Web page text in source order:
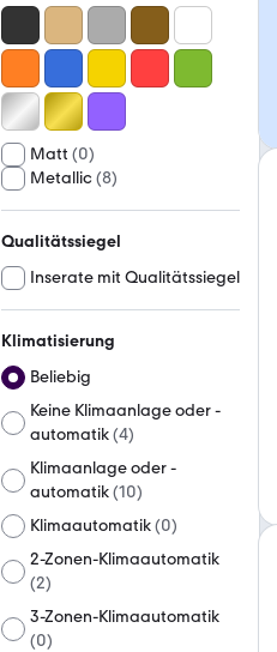
Matt (0)
Metallic(8)
Qualitätssiegel
Inserate mit Qualitätssiegel
Klimatisierung
Beliebig
Keine Klimaanlage oder -
automatik(4)
Klimaanlage oder -
automatik(10)
Klimaautomatik(0)
2-Zonen-Klimaautomatik
(2)
3-Zonen-Klimaautomatik
(0)